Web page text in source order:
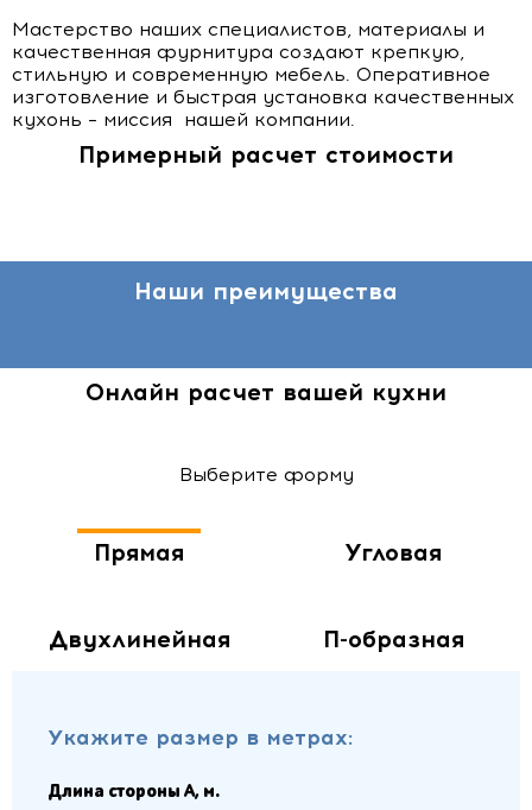
Мастерство наших специалистов, материалы и
качественная фурнитура создают крепкую,
стильную и современную мебель. Оперативное
изготовление и быстрая установка качественных
кухонь – миссия нашей компании.
Примерный расчет стоимости
Наши преимущества
Онлайн расчет вашей кухни
Выберите форму
Прямая Угловая
Двухлинейная П-образная
Укажите размер в метрах:
Длина стороны A, м.